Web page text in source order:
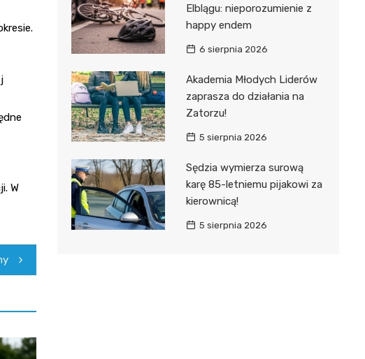
W
Elblągu: nieporozumienie z
happy endem
6 sierpnia 2026
Akademia Młodych Liderów
zaprasza do działania na
Zatorzu!
5 sierpnia 2026
Sędzia wymierza surową
karę 85-letniemu pijakowi za
kierownicą!
5 sierpnia 2026